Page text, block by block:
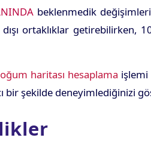
beklenmedik
ortaklıklar
haritası hesaplama işlemi
bir şekilde deneyimlediğinizi